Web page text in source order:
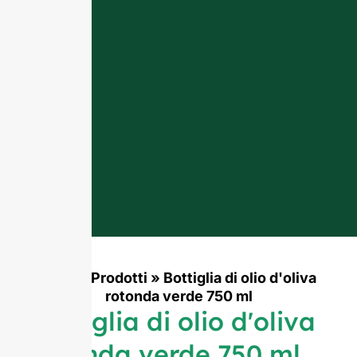
Prodotti » Bottiglia di olio d'oliva
rotonda verde 750 ml
Bottiglia di olio d'oliva